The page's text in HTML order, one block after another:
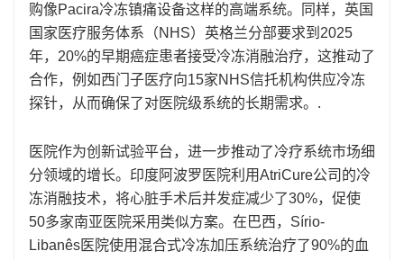
购像Pacira冷冻镇痛设备这样的高端系统。同样，英国
国家医疗服务体系（NHS）英格兰分部要求到2025
年，20%的早期癌症患者接受冷冻消融治疗，这推动了
合作，例如西门子医疗向15家NHS信托机构供应冷冻
探针，从而确保了对医院级系统的长期需求。.
医院作为创新试验平台，进一步推动了冷疗系统市场细
分领域的增长。印度阿波罗医院利用AtriCure公司的冷
冻消融技术，将心脏手术后并发症减少了30%，促使
50多家南亚医院采用类似方案。在巴西，Sírio-
Libanês医院使用混合式冷冻加压系统治疗了90%的血